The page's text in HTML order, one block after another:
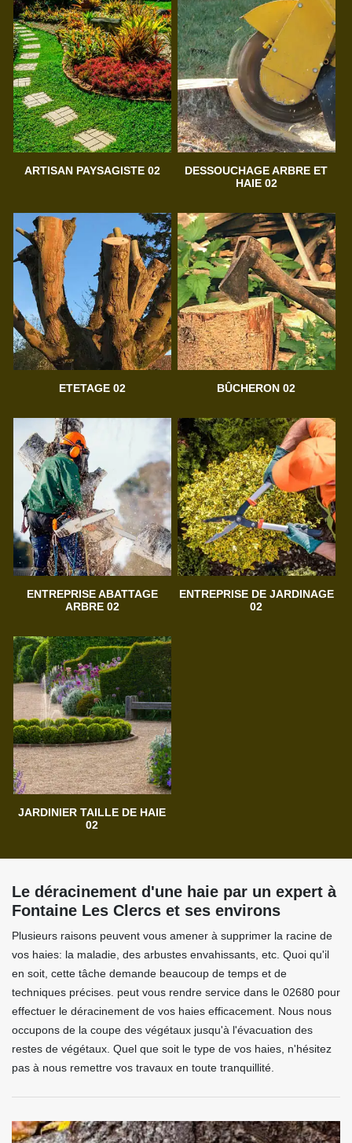
ARTISAN PAYSAGISTE 02
DESSOUCHAGE ARBRE ET
HAIE 02
ETETAGE 02 BÛCHERON 02
ENTREPRISE ABATTAGE
ARBRE 02
ENTREPRISE DE JARDINAGE
02
JARDINIER TAILLE DE HAIE
02
Le déracinement d'une haie par un expert à
Fontaine Les Clercs et ses environs
Plusieurs raisons peuvent vous amener à supprimer la racine de
vos haies: la maladie, des arbustes envahissants, etc. Quoi qu'il
en soit, cette tâche demande beaucoup de temps et de
techniques précises. peut vous rendre service dans le 02680 pour
effectuer le déracinement de vos haies efficacement. Nous nous
occupons de la coupe des végétaux jusqu'à l'évacuation des
restes de végétaux. Quel que soit le type de vos haies, n'hésitez
pas à nous remettre vos travaux en toute tranquillité.